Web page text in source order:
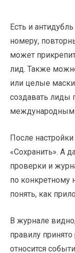
Есть и
номеру,
может
лид. Также
или целые
создавать лиды
После
«Сохранить». А
проверки и
по конкретному
понять, как
В журнале
правилу
относится